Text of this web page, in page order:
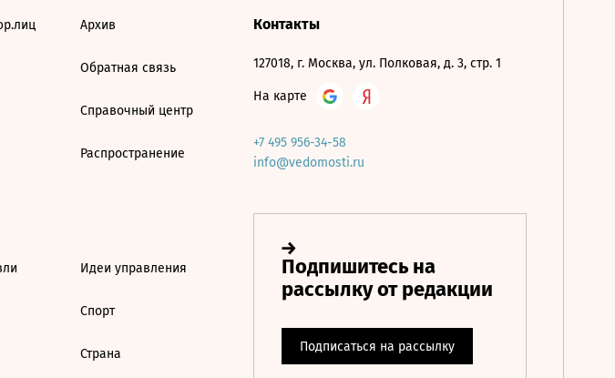
Архив
Обратная связь
Справочный центр
Распространение
Идеи управления
Спорт
Страна
Контакты
127018, г. Москва, ул. Полковая, д. 3, стр. 1
На карте
+7 495 956-34-58
info@vedomosti.ru